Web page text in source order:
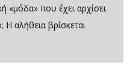
«μόδα» που έχει αρχίσει
Η αλήθεια βρίσκεται